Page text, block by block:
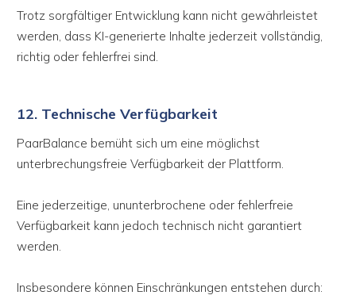
Trotz sorgfältiger Entwicklung kann nicht gewährleistet
werden, dass KI-generierte Inhalte jederzeit vollständig,
richtig oder fehlerfrei sind.
12. Technische Verfügbarkeit
PaarBalance bemüht sich um eine möglichst
unterbrechungsfreie Verfügbarkeit der Plattform.
Eine jederzeitige, ununterbrochene oder fehlerfreie
Verfügbarkeit kann jedoch technisch nicht garantiert
werden.
Insbesondere können Einschränkungen entstehen durch: